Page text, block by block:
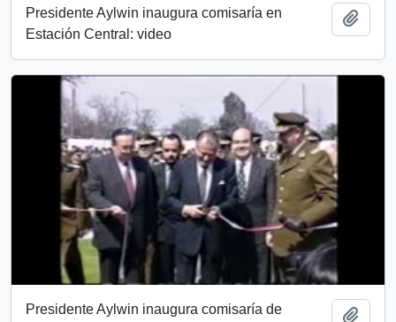
Presidente Aylwin inaugura comisaría en
Estación Central: video
Presidente Aylwin inaugura comisaría de